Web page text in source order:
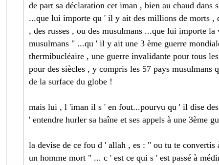
de part sa déclaration cet iman , bien au chaud dans
...que lui importe qu ' il y ait des millions de morts ,
, des russes , ou des musulmans ...que lui importe la
musulmans " ...qu ' il y ait une 3 ème guerre
thermibucléaire , une guerre invalidante pour tous
pour des siècles , y compris les 57 pays musulmans
de la surface du globe !
mais lui , l 'iman il s ' en fout...pourvu qu ' il dise
' entendre hurler sa haîne et ses appels à une 3ème
la devise de ce fou d ' allah , es : " ou tu te convertis
un homme mort " ... c ' est ce qui s ' est passé à